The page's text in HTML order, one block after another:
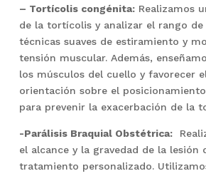
– Tortícolis congénita:Realizamos
de la tortícolis y analizar el rango
técnicas suaves de estiramiento y
tensión muscular. Además,
los músculos del cuello y favorecer
orientación sobre el
para prevenir la exacerbación de la
-Parálisis Braquial Obstétrica:
el alcance y la gravedad de la
tratamiento personalizado.